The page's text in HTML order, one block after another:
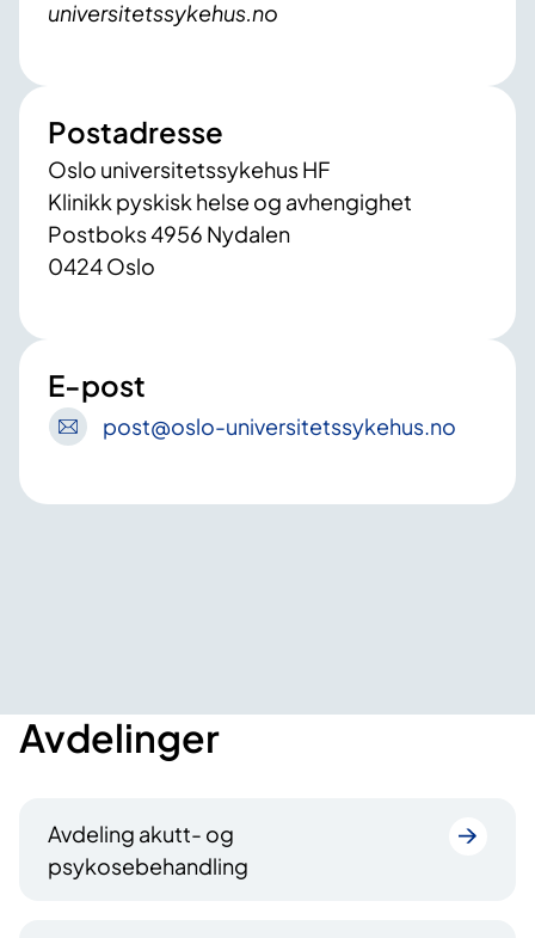
universitetssykehus.no
Postadresse
Oslo universitetssykehus HF
Klinikk pyskisk helse og avhengighet
Postboks 4956 Nydalen
0424 Oslo
E-post
post@oslo-universitetssykehus.no
Avdelinger
Avdeling akutt- og
psykosebehandling